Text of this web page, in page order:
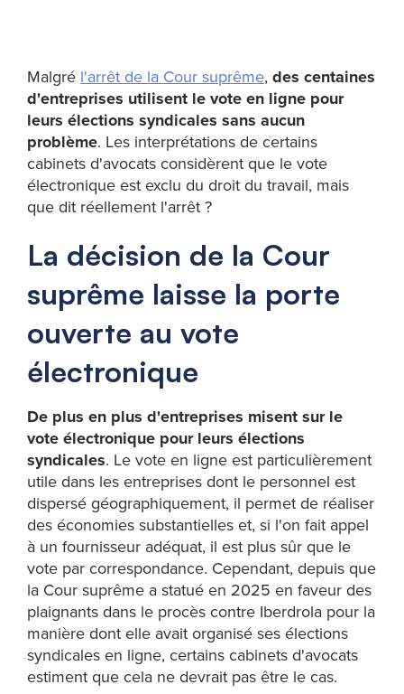
Malgré l'arrêt de la Cour suprême, des centaines
d'entreprises utilisent le vote en ligne pour
leurs élections syndicales sans aucun
problème. Les interprétations de certains
cabinets d'avocats considèrent que le vote
électronique est exclu du droit du travail, mais
que dit réellement l'arrêt ?
La décision de la Cour
suprême laisse la porte
ouverte au vote
électronique
De plus en plus d'entreprises misent sur le
vote électronique pour leurs élections
syndicales. Le vote en ligne est particulièrement
utile dans les entreprises dont le personnel est
dispersé géographiquement, il permet de réaliser
des économies substantielles et, si l'on fait appel
à un fournisseur adéquat, il est plus sûr que le
vote par correspondance. Cependant, depuis que
la Cour suprême a statué en 2025 en faveur des
plaignants dans le procès contre Iberdrola pour la
manière dont elle avait organisé ses élections
syndicales en ligne, certains cabinets d'avocats
estiment que cela ne devrait pas être le cas.